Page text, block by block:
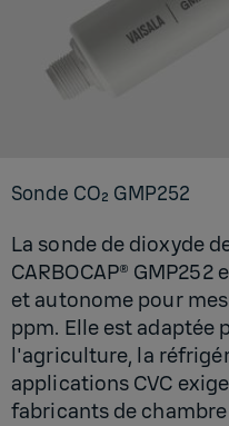
Sonde CO₂ GMP252
La sonde de dioxyde
CARBOCAP®
et autonome pour
ppm. Elle est adaptée
l'agriculture, la
applications CVC
fabricants de